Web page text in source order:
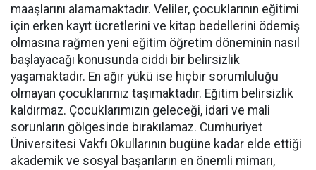
maaşlarını alamamaktadır. Veliler, çocuklarının eğitimi
için erken kayıt ücretlerini ve kitap bedellerini ödemiş
olmasına rağmen yeni eğitim öğretim döneminin nasıl
başlayacağı konusunda ciddi bir belirsizlik
yaşamaktadır. En ağır yükü ise hiçbir sorumluluğu
olmayan çocuklarımız taşımaktadır. Eğitim belirsizlik
kaldırmaz. Çocuklarımızın geleceği, idari ve mali
sorunların gölgesinde bırakılamaz. Cumhuriyet
Üniversitesi Vakfı Okullarının bugüne kadar elde ettiği
akademik ve sosyal başarıların en önemli mimarı,